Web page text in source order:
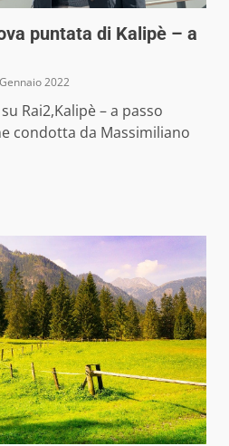
puntata di Kalipè – a
2022
Rai2,Kalipè – a passo
condotta da Massimiliano